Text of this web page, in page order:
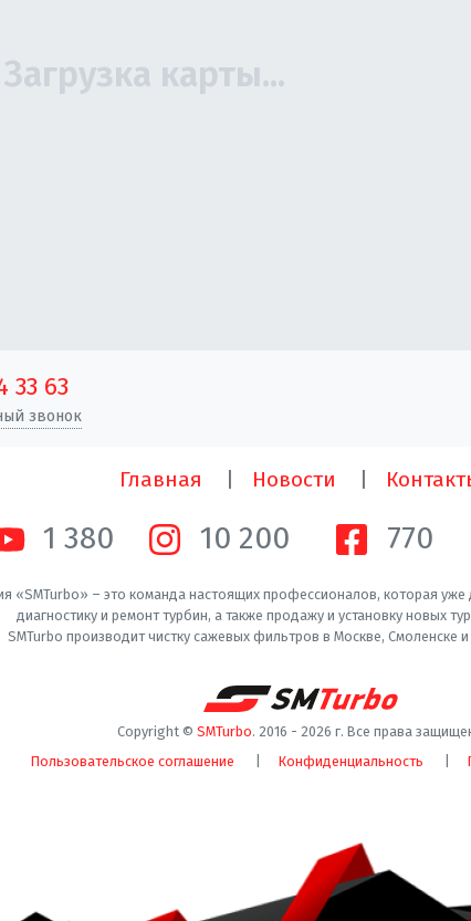
33 63
звонок
Главная Новости
1 380 10 200 770
«SMTurbo» – это команда настоящих профессионалов, которая уже
диагностику и ремонт турбин, а также продажу и установку новых
SMTurbo производит чистку сажевых фильтров в Москве, Смоленске
Copyright © SMTurbo. 2016 - 2026 г. Все права
Пользовательское соглашение
Конфиденциальность